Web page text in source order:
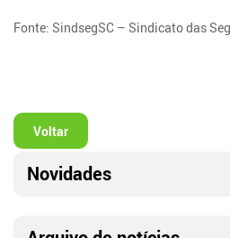
Fonte: SindsegSC – Sindicato das
Voltar
Novidades